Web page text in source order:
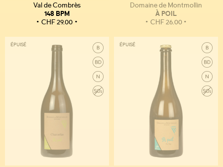
Val de Combrès
148 BPM
CHF29.00
Domaine de Montmollin
À POIL
CHF26.00
ÉPUISÉ ÉPUISÉ